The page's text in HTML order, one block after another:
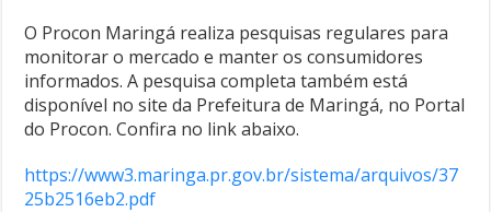
O Procon Maringá realiza pesquisas regulares para
monitorar o mercado e manter os consumidores
informados. A pesquisa completa também está
disponível no site da Prefeitura de Maringá, no Portal
do Procon. Confira no link abaixo.
https://www3.maringa.pr.gov.br/sistema/arquivos/37
25b2516eb2.pdf